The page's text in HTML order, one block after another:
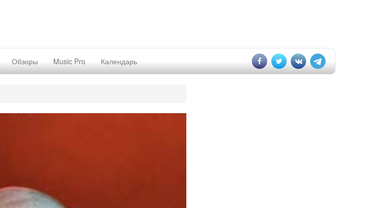
Обзоры Music Pro Календарь